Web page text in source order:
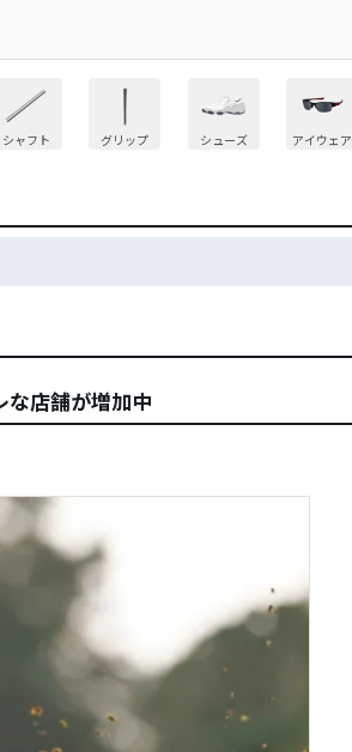
シャフト グリップ シューズ アイウェア
店舗が増加中